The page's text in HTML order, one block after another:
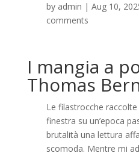
by admin | Aug 10,
comments
I mangia a
Thomas
Le filastrocche
finestra su un’epoca
brutalità una lettura
scomoda. Mentre mi